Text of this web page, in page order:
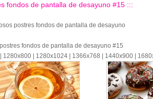
fondos de pantalla de desayuno #15 :::
postres fondos de pantalla de desayuno
fondos de pantalla de desayuno #15
1280x800 | 1280x1024 | 1366x768 | 1440x900 |